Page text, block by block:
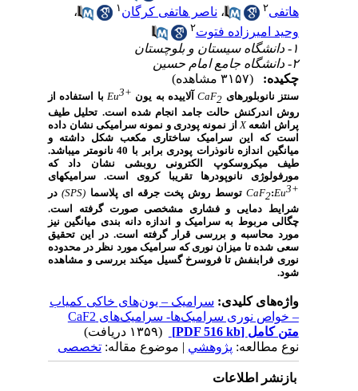
هاتفی
،ناصر هاتفی کرگان ۱
،
وحید امیرزاده فتوت
چکیده:
سنتز نانوبلورهای CaF2 آلاییده به یون Eu3+
با استفاده از
روش اندرکنش حالت جامد انجام شده است. تحلیل طیف
پراش اشعهXاز نمونه پودری و نمونه سرامیکی نشان داده
است که این سرامیک ساختاری مکعب شکل داشته و
میانگین اندازه نانوذرات پودری برابر با 40 نانومتر می­باشد.
طیف میکروسکوپ الکترونی روبشی نشان داد که
مورفولوژی نانوپودرها تقریبا کروی است. سرامیک­های
Eu3+
:
CaF2 توسط روش پخت جرقه ای پلاسما(SPS)در
شرایط دمایی و فشاری مشخصی صورت گرفته است.
چگالی مربوط به سرامیک و اندازه دانه بندی میانگین نیز
مورد محاسبه و بررسی قرار گرفته است. در این تحقیق
سعی شده تا میزان نوری که سرامیک مورد نظر در محدوده
نوری فرابنفش تا فروسرخ گسیل می­کند بررسی و مشاهده
شود.
واژه‌های کلیدی:سرامیک – یون‌های خاکی کمیاب
– خواص نوری سرامیک‌ها- سرامیک‌های CaF2
متن کامل[PDF 516 kb]
نوع مطالعه:پژوهشي| موضوع مقاله:تخصصی
بازنشر اطلاعات